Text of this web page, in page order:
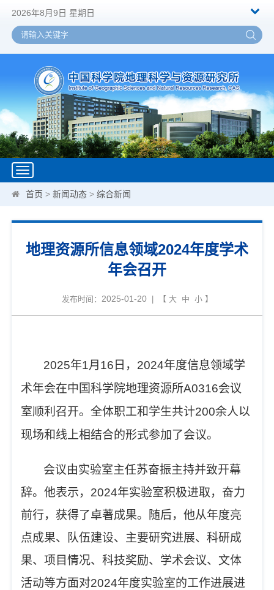
2026年8月9日 星期日
Toggle
navigation
首页 >新闻动态 >综合新闻
地理资源所信息领域2024年度学术
年会召开
发布时间： 2025-01-20| 【 大 中 小】
2025年1月 16 日， 2024年度信息领域学
术年会在中国科学院地理资源所A0316会议
室顺利召开。全体职工和学生共计200余人以
现场和线上相结合的形式参加了会议。
会议由实验室主任苏奋振主持并致开幕
辞。他表示， 2024年实验室积极进取，奋力
前行，获得了卓著成果。随后，他从年度亮
点成果、队伍建设、主要研究进展、科研成
果、项目情况、科技奖励、学术会议、文体
活动等方面对2024年度实验室的工作进展进